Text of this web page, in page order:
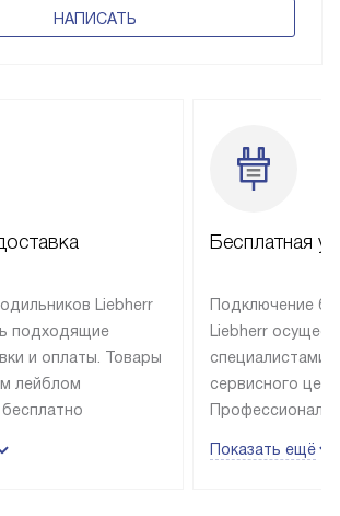
НАПИСАТЬ
Liebherr
подходящие
и оплаты. Товары
лейблом
за МКАД
Бесплатная
Подключение
Liebherr
специалистами
сервисного
эксплуатации
Показать ещё